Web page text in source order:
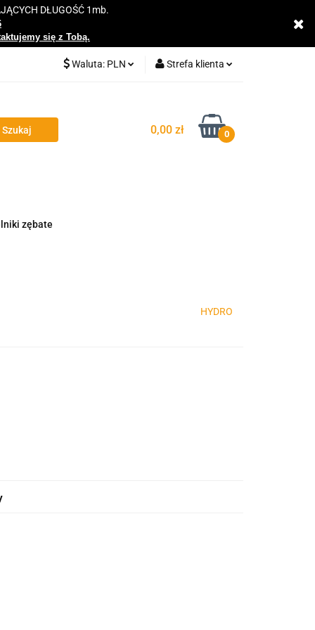
DŁUGOŚĆ 1mb.
się z Tobą.
Waluta: PLN Strefa klienta
Zarejestruj się
Dodaj zgłoszenie
0,00 zł 0
zębate
HYDRO